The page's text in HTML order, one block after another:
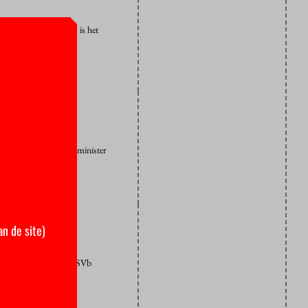
inkomen. Anders is het
verwacht onderwijsminister
een…
SP en LSVb
de site)